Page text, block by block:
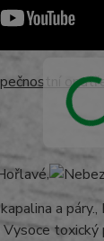
,
a
toxický